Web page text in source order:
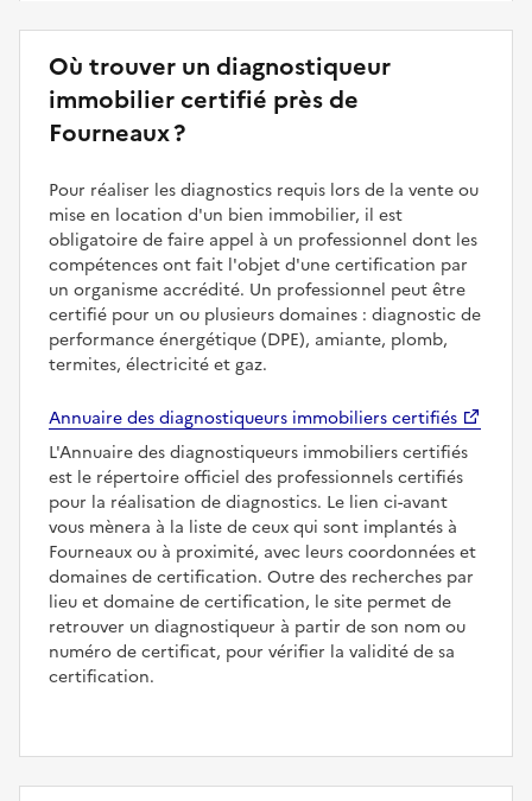
Où trouver un diagnostiqueur
immobilier certifié près de
Fourneaux ?
Pour réaliser les diagnostics requis lors de la vente ou
mise en location d'un bien immobilier, il est
obligatoire de faire appel à un professionnel dont les
compétences ont fait l'objet d'une certification par
un organisme accrédité. Un professionnel peut être
certifié pour un ou plusieurs domaines : diagnostic de
performance énergétique (DPE), amiante, plomb,
termites, électricité et gaz.
Annuaire des diagnostiqueurs immobiliers certifiés
L'Annuaire des diagnostiqueurs immobiliers certifiés
est le répertoire officiel des professionnels certifiés
pour la réalisation de diagnostics. Le lien ci-avant
vous mènera à la liste de ceux qui sont implantés à
Fourneaux ou à proximité, avec leurs coordonnées et
domaines de certification. Outre des recherches par
lieu et domaine de certification, le site permet de
retrouver un diagnostiqueur à partir de son nom ou
numéro de certificat, pour vérifier la validité de sa
certification.